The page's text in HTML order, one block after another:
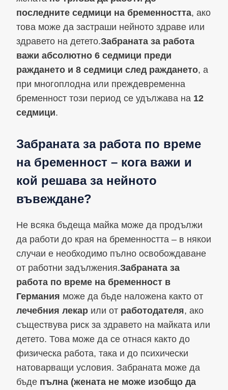
последните седмици на бременността, ако
това може да застраши нейното здраве или
здравето на детето.Забраната за работа
важи абсолютно 6 седмици преди
раждането и 8 седмици след раждането, а
при многоплодна или преждевременна
бременност този период се удължава на 12
седмици.
Забраната за работа по време
на бременност – кога важи и
кой решава за нейното
въвеждане?
Не всяка бъдеща майка може да продължи
да работи до края на бременността – в някои
случаи е необходимо пълно освобождаване
от работни задължения.Забраната за
работа по време на бременност в
Германия може да бъде наложена както от
лечебния лекар или от работодателя, ако
съществува риск за здравето на майката или
детето. Това може да се отнася както до
физическа работа, така и до психически
натоварващи условия. Забраната може да
бъде пълна (жената не може изобщо да